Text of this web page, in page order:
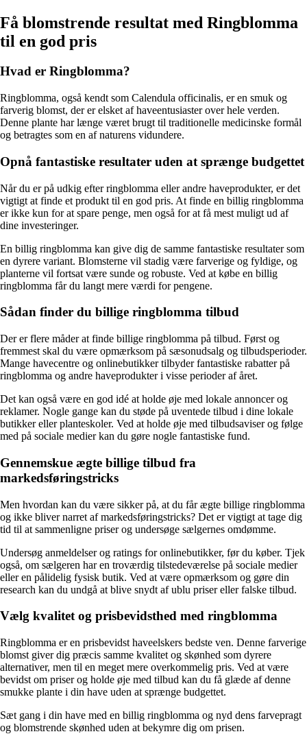
Få blomstrende resultat med Ringblomma
til en god pris
Hvad er Ringblomma?
Ringblomma, også kendt som Calendula officinalis, er en smuk og
farverig blomst, der er elsket af haveentusiaster over hele verden.
Denne plante har længe været brugt til traditionelle medicinske formål
og betragtes som en af naturens vidundere.
Opnå fantastiske resultater uden at sprænge budgettet
Når du er på udkig efter ringblomma eller andre haveprodukter, er det
vigtigt at finde et produkt til en god pris. At finde en billig ringblomma
er ikke kun for at spare penge, men også for at få mest muligt ud af
dine investeringer.
En billig ringblomma kan give dig de samme fantastiske resultater som
en dyrere variant. Blomsterne vil stadig være farverige og fyldige, og
planterne vil fortsat være sunde og robuste. Ved at købe en billig
ringblomma får du langt mere værdi for pengene.
Sådan finder du billige ringblomma tilbud
Der er flere måder at finde billige ringblomma på tilbud. Først og
fremmest skal du være opmærksom på sæsonudsalg og tilbudsperioder.
Mange havecentre og onlinebutikker tilbyder fantastiske rabatter på
ringblomma og andre haveprodukter i visse perioder af året.
Det kan også være en god idé at holde øje med lokale annoncer og
reklamer. Nogle gange kan du støde på uventede tilbud i dine lokale
butikker eller planteskoler. Ved at holde øje med tilbudsaviser og følge
med på sociale medier kan du gøre nogle fantastiske fund.
Gennemskue ægte billige tilbud fra
markedsføringstricks
Men hvordan kan du være sikker på, at du får ægte billige ringblomma
og ikke bliver narret af markedsføringstricks? Det er vigtigt at tage dig
tid til at sammenligne priser og undersøge sælgernes omdømme.
Undersøg anmeldelser og ratings for onlinebutikker, før du køber. Tjek
også, om sælgeren har en troværdig tilstedeværelse på sociale medier
eller en pålidelig fysisk butik. Ved at være opmærksom og gøre din
research kan du undgå at blive snydt af ublu priser eller falske tilbud.
Vælg kvalitet og prisbevidsthed med ringblomma
Ringblomma er en prisbevidst haveelskers bedste ven. Denne farverige
blomst giver dig præcis samme kvalitet og skønhed som dyrere
alternativer, men til en meget mere overkommelig pris. Ved at være
bevidst om priser og holde øje med tilbud kan du få glæde af denne
smukke plante i din have uden at sprænge budgettet.
Sæt gang i din have med en billig ringblomma og nyd dens farvepragt
og blomstrende skønhed uden at bekymre dig om prisen.